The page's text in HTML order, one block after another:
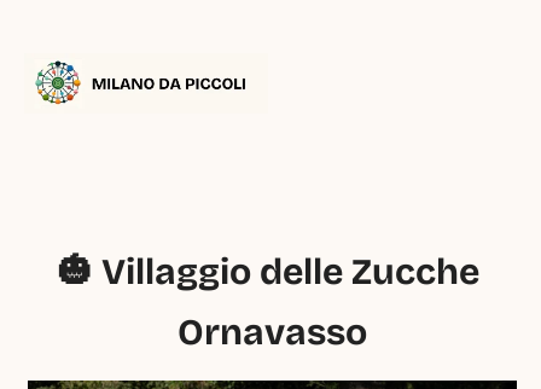
🎃 Villaggio delle Zucche
Ornavasso